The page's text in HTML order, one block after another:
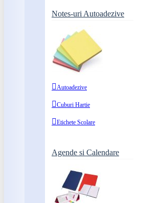
Notes-uri Autoadezive
Autoadezive
Cuburi Hartie
Etichete Scolare
Agende si Calendare